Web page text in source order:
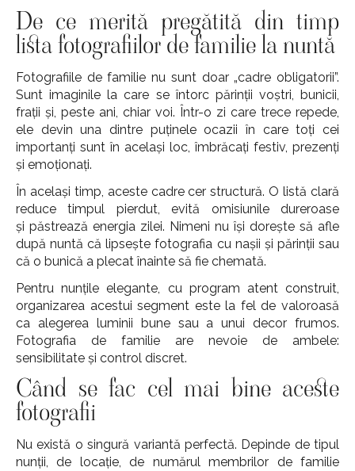
De ce merită pregătită din timp
lista fotografiilor de familie la nuntă
Fotografiile de familie nu sunt doar „cadre obligatorii”.
Sunt imaginile la care se întorc părinții voștri, bunicii,
frații și, peste ani, chiar voi. Într-o zi care trece repede,
ele devin una dintre puținele ocazii în care toți cei
importanți sunt în același loc, îmbrăcați festiv, prezenți
și emoționați.
În același timp, aceste cadre cer structură. O listă clară
reduce timpul pierdut, evită omisiunile dureroase
și păstrează energia zilei. Nimeni nu își dorește să afle
după nuntă că lipsește fotografia cu nașii și părinții sau
că o bunică a plecat înainte să fie chemată.
Pentru nunțile elegante, cu program atent construit,
organizarea acestui segment este la fel de valoroasă
ca alegerea luminii bune sau a unui decor frumos.
Fotografia de familie are nevoie de ambele:
sensibilitate și control discret.
Când se fac cel mai bine aceste
fotografii
Nu există o singură variantă perfectă. Depinde de tipul
nunții, de locație, de numărul membrilor de familie